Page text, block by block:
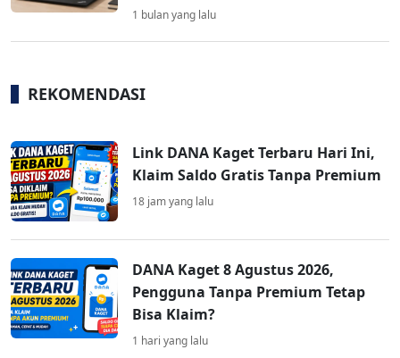
1 bulan yang lalu
REKOMENDASI
Link DANA Kaget Terbaru Hari Ini,
Klaim Saldo Gratis Tanpa Premium
18 jam yang lalu
DANA Kaget 8 Agustus 2026,
Pengguna Tanpa Premium Tetap
Bisa Klaim?
1 hari yang lalu